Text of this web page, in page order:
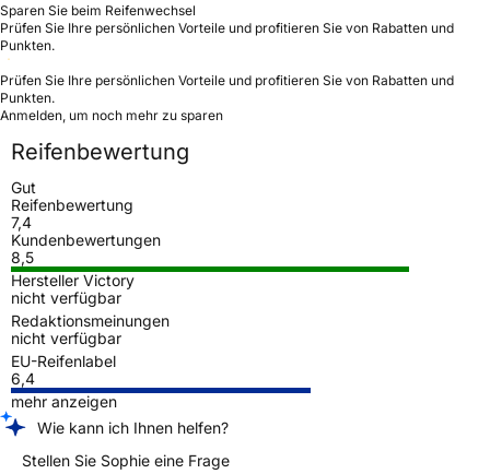
Sparen Sie beim Reifenwechsel
Prüfen Sie Ihre persönlichen Vorteile und profitieren Sie von Rabatten und
Punkten.
Prüfen Sie Ihre persönlichen Vorteile und profitieren Sie von Rabatten und
Punkten.
Anmelden, um noch mehr zu sparen
Reifenbewertung
Gut
Reifenbewertung
7,4
Kundenbewertungen
8,5
Hersteller Victory
nicht verfügbar
Redaktionsmeinungen
nicht verfügbar
EU-Reifenlabel
6,4
mehr anzeigen
Wie kann ich Ihnen helfen?
Stellen Sie Sophie eine Frage